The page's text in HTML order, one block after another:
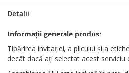
Detalii
Informații generale produs:
Tipărirea invitației, a plicului și a
decât dacă ați selectat acest serviciu